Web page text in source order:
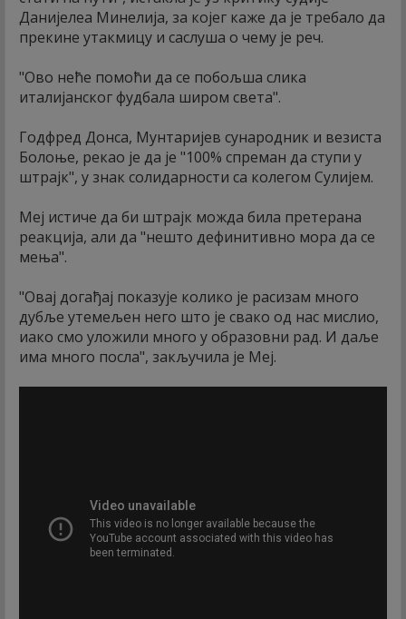
Данијелеа Минелија, за којег каже да је требало да
прекине утакмицу и саслуша о чему је реч.
"Ово неће помоћи да се побољша слика
италијанског фудбала широм света".
Годфред Донса, Мунтаријев сународник и везиста
Болоње, рекао је да је "100% спреман да ступи у
штрајк", у знак солидарности са колегом Сулијем.
Меј истиче да би штрајк можда била претерана
реакција, али да "нешто дефинитивно мора да се
мења".
"Овај догађај показује колико је расизам много
дубље утемељен него што је свако од нас мислио,
иако смо уложили много у образовни рад. И даље
има много посла", закључила је Меј.